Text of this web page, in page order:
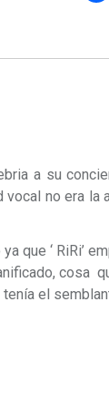
a su
no era la
que ‘ RiRi’
cosa
el